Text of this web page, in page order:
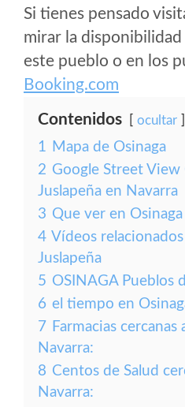
Si tienes pensado
mirar la
este pueblo o en los
Booking.com
Contenidos ocultar
1 Mapa de Osinaga
2 Google Street View
Juslapeña en Navarra
3 Que ver en Osinaga
4 Vídeos
Juslapeña
5 OSINAGA Pueblos
6 el tiempo en
7 Farmacias cercanas
Navarra:
8 Centos de Salud
Navarra: